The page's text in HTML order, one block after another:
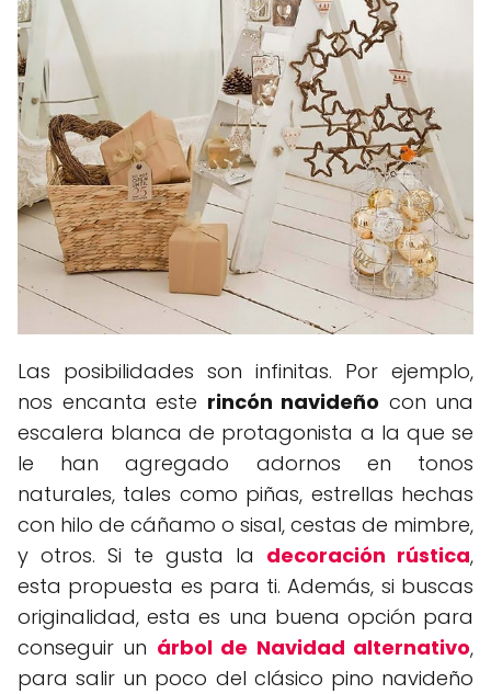
Las posibilidades son infinitas. Por ejemplo,
nos encanta este rincón navideño con una
escalera blanca de protagonista a la que se
le han agregado adornos en tonos
naturales, tales como piñas, estrellas hechas
con hilo de cáñamo o sisal, cestas de mimbre,
y otros. Si te gusta la decoración rústica,
esta propuesta es para ti. Además, si buscas
originalidad, esta es una buena opción para
conseguir un árbol de Navidad alternativo,
para salir un poco del clásico pino navideño